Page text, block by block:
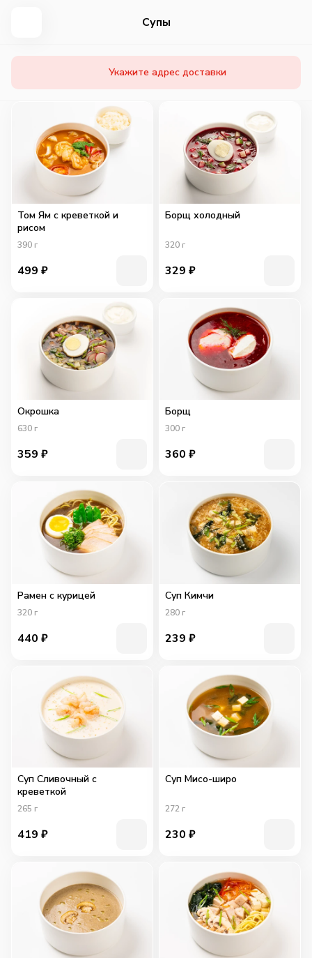
Супы
Укажите адрес доставки
Том Ям с креветкой и
рисом
390 г
499 ₽
Борщ холодный
320 г
329 ₽
Окрошка
630 г
359 ₽
Борщ
300 г
360 ₽
Рамен с курицей
320 г
440 ₽
Суп Кимчи
280 г
239 ₽
Суп Сливочный с
креветкой
265 г
419 ₽
Суп Мисо-широ
272 г
230 ₽